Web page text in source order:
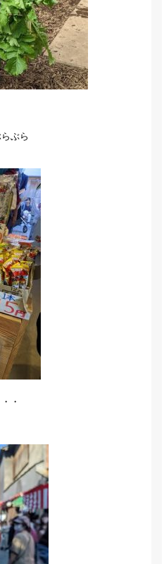
ぶら
・